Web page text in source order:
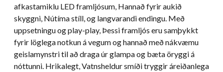
afkastamiklu LED framljósum, Hannað fyrir aukið
skyggni, Nútíma stíll, og langvarandi endingu. Með
uppsetningu og play-play, Þessi framljós eru samþykkt
fyrir löglega notkun á vegum og hannað með nákvæmu
geislamynstri til að draga úr glampa og bæta öryggi á
nóttunni. Hrikalegt, Vatnsheldur smíði tryggir áreiðanlega